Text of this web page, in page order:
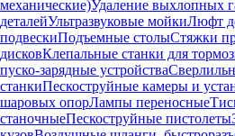
механические)Удаление выхлопных
деталейУльтразвуковые мойкиЛюфт
подвескиПодъемные столыСтяжки
дисковКлепальные станки для
пуско-зарядные устройства
станкиПескоструйные камеры и
шаровых опорЛампы переносные
станочныеПескоструйные пистолеты